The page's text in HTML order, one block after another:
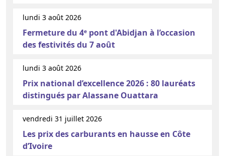
lundi 3 août 2026
Fermeture du 4ᵉ pont d'Abidjan à l’occasion
des festivités du 7 août
lundi 3 août 2026
Prix national d’excellence 2026 : 80 lauréats
distingués par Alassane Ouattara
vendredi 31 juillet 2026
Les prix des carburants en hausse en Côte
d’Ivoire